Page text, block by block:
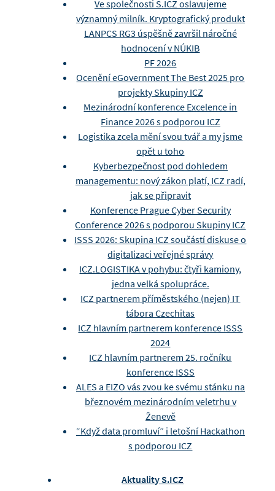
Ve společnosti S.ICZ oslavujeme
významný milník. Kryptografický produkt
LANPCS RG3 úspěšně završil náročné
hodnocení v NÚKIB
PF 2026
Ocenění eGovernment The Best 2025 pro
projekty Skupiny ICZ
Mezinárodní konference Excelence in
Finance 2026 s podporou ICZ
Logistika zcela mění svou tvář a my jsme
opět u toho
Kyberbezpečnost pod dohledem
managementu: nový zákon platí, ICZ radí,
jak se připravit
Konference Prague Cyber Security
Conference 2026 s podporou Skupiny ICZ
ISSS 2026: Skupina ICZ součástí diskuse o
digitalizaci veřejné správy
ICZ.LOGISTIKA v pohybu: čtyři kamiony,
jedna velká spolupráce.
ICZ partnerem příměstského (nejen) IT
tábora Czechitas
ICZ hlavním partnerem konference ISSS
2024
ICZ hlavním partnerem 25. ročníku
konference ISSS
ALES a EIZO vás zvou ke svému stánku na
březnovém mezinárodním veletrhu v
Ženevě
“Když data promluví” i letošní Hackathon
s podporou ICZ
Aktuality S.ICZ